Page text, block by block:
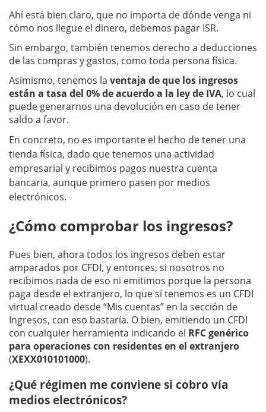
Ahí está bien claro, que no importa de dónde venga ni
cómo nos llegue el dinero, debemos pagar ISR.
Sin embargo, también tenemos derecho a deducciones
de las compras y gastos, como toda persona física.
Asimismo, tenemos la ventaja de que los ingresos
están a tasa del 0% de acuerdo a la ley de IVA, lo cual
puede generarnos una devolución en caso de tener
saldo a favor.
En concreto, no es importante el hecho de tener una
tienda física, dado que tenemos una actividad
empresarial y recibimos pagos nuestra cuenta
bancaria, aunque primero pasen por medios
electrónicos.
¿Cómo comprobar los ingresos?
Pues bien, ahora todos los ingresos deben estar
amparados por CFDI, y entonces, si nosotros no
recibimos nada de eso ni emitimos porque la persona
paga desde el extranjero, lo que sí tenemos es un CFDI
virtual creado desde “Mis cuentas” en la sección de
Ingresos, con eso bastaría. O bien, emitiendo un CFDI
con cualquier herramienta indicando el RFC genérico
para operaciones con residentes en el extranjero
(XEXX010101000).
¿Qué régimen me conviene si cobro vía
medios electrónicos?